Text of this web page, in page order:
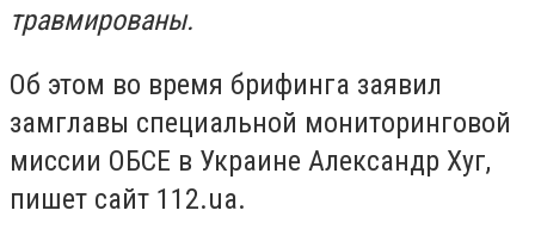
травмированы.
Об этом во время брифинга заявил
замглавы специальной мониторинговой
миссии ОБСЕ в Украине Александр Хуг,
пишет сайт 112.ua.